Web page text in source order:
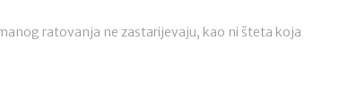
ratovanja ne zastarijevaju, kao ni šteta koja